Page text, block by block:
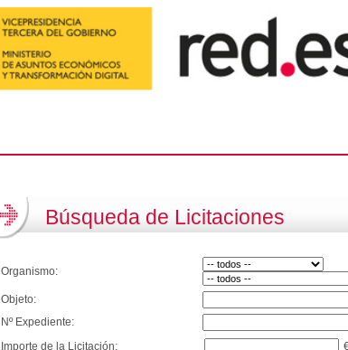
Búsqueda de Licitaciones
Organismo:
Objeto:
Nº Expediente:
Importe de la Licitación: